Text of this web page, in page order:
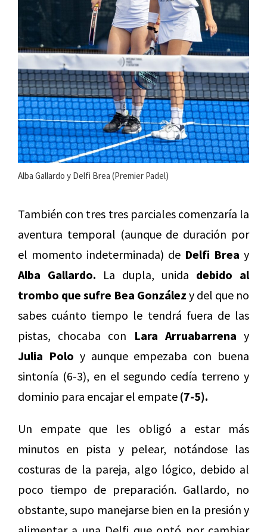
Alba Gallardo y Delfi Brea (Premier Padel)
También con tres tres parciales comenzaría la
aventura temporal (aunque de duración por
el momento indeterminada) de Delfi Brea y
Alba Gallardo. La dupla, unida debido al
trombo que sufre Bea González y del que no
sabes cuánto tiempo le tendrá fuera de las
pistas, chocaba con Lara Arruabarrena y
Julia Polo y aunque empezaba con buena
sintonía (6-3), en el segundo cedía terreno y
dominio para encajar el empate (7-5).
Un empate que les obligó a estar más
minutos en pista y pelear, notándose las
costuras de la pareja, algo lógico, debido al
poco tiempo de preparación. Gallardo, no
obstante, supo manejarse bien en la presión y